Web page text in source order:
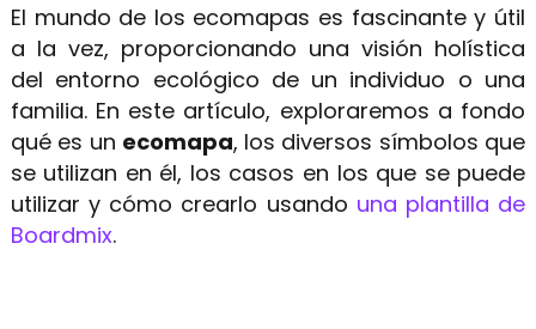
Get 80% OFF
Recursos
Blog
Plantillas
El mundo de los ecomapas es fascinante y útil
a la vez, proporcionando una visión holística
del entorno ecológico de un individuo o una
familia. En este artículo, exploraremos a fondo
qué es un ecomapa, los diversos símbolos que
se utilizan en él, los casos en los que se puede
utilizar y cómo crearlo usando una plantilla de
Boardmix.